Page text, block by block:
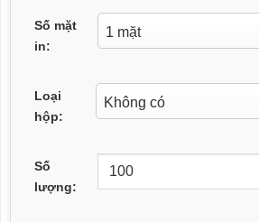
Số mặt
in:
Loại
hộp:
Số
lượng: